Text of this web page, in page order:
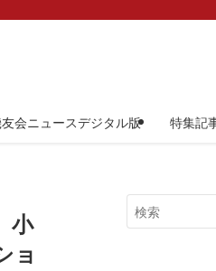
会ニュースデジタル版 特集記
小
ョ